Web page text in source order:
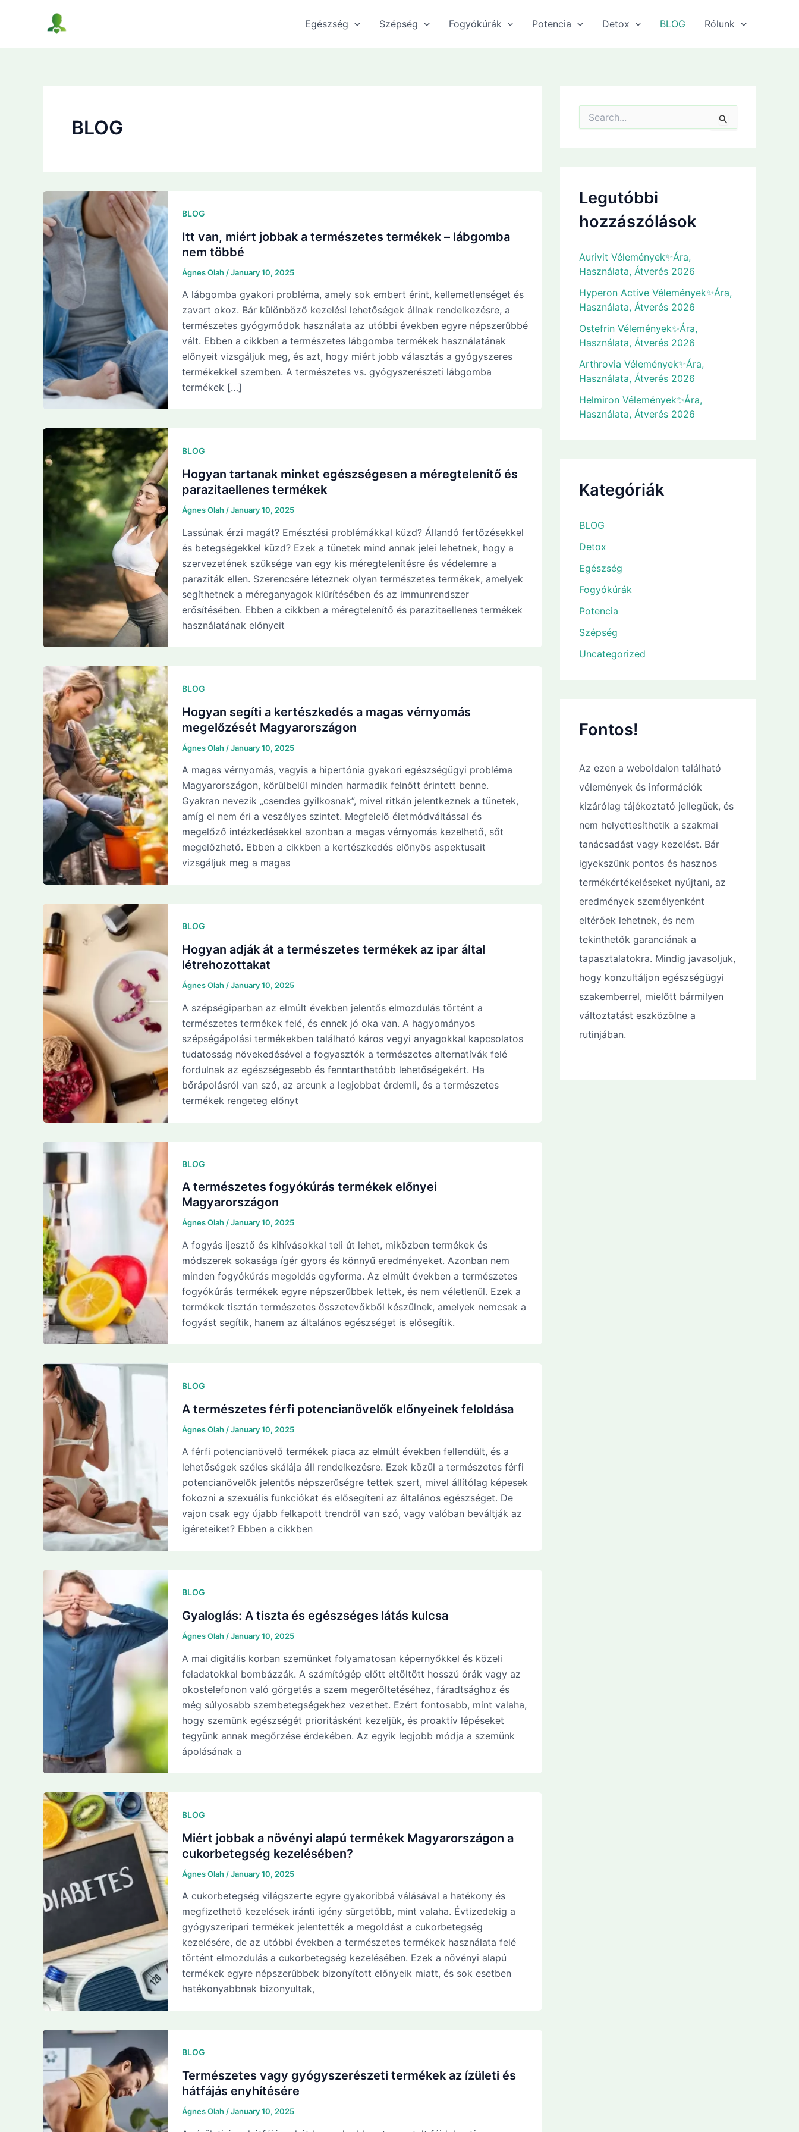
Egészség Szépség Fogyókúrák Potencia Detox BLOG Rólunk
BLOG
BLOG
Itt van, miért jobbak a természetes termékek – lábgomba
nem többé
Ágnes Olah /January 10, 2025
A lábgomba gyakori probléma, amely sok embert érint, kellemetlenséget és
zavart okoz. Bár különböző kezelési lehetőségek állnak rendelkezésre, a
természetes gyógymódok használata az utóbbi években egyre népszerűbbé
vált. Ebben a cikkben a természetes lábgomba termékek használatának
előnyeit vizsgáljuk meg, és azt, hogy miért jobb választás a gyógyszeres
termékekkel szemben. A természetes vs. gyógyszerészeti lábgomba
termékek […]
BLOG
Hogyan tartanak minket egészségesen a méregtelenítő és
parazitaellenes termékek
Ágnes Olah /January 10, 2025
Lassúnak érzi magát? Emésztési problémákkal küzd? Állandó fertőzésekkel
és betegségekkel küzd? Ezek a tünetek mind annak jelei lehetnek, hogy a
szervezetének szüksége van egy kis méregtelenítésre és védelemre a
paraziták ellen. Szerencsére léteznek olyan természetes termékek, amelyek
segíthetnek a méreganyagok kiürítésében és az immunrendszer
erősítésében. Ebben a cikkben a méregtelenítő és parazitaellenes termékek
használatának előnyeit
BLOG
Hogyan segíti a kertészkedés a magas vérnyomás
megelőzését Magyarországon
Ágnes Olah /January 10, 2025
A magas vérnyomás, vagyis a hipertónia gyakori egészségügyi probléma
Magyarországon, körülbelül minden harmadik felnőtt érintett benne.
Gyakran nevezik „csendes gyilkosnak”, mivel ritkán jelentkeznek a tünetek,
amíg el nem éri a veszélyes szintet. Megfelelő életmódváltással és
megelőző intézkedésekkel azonban a magas vérnyomás kezelhető, sőt
megelőzhető. Ebben a cikkben a kertészkedés előnyös aspektusait
vizsgáljuk meg a magas
BLOG
Hogyan adják át a természetes termékek az ipar által
létrehozottakat
Ágnes Olah /January 10, 2025
A szépségiparban az elmúlt években jelentős elmozdulás történt a
természetes termékek felé, és ennek jó oka van. A hagyományos
szépségápolási termékekben található káros vegyi anyagokkal kapcsolatos
tudatosság növekedésével a fogyasztók a természetes alternatívák felé
fordulnak az egészségesebb és fenntarthatóbb lehetőségekért. Ha
bőrápolásról van szó, az arcunk a legjobbat érdemli, és a természetes
termékek rengeteg előnyt
BLOG
A természetes fogyókúrás termékek előnyei
Magyarországon
Ágnes Olah/January 10, 2025
A fogyás ijesztő és kihívásokkal teli út lehet, miközben termékek és
módszerek sokasága ígér gyors és könnyű eredményeket. Azonban nem
minden fogyókúrás megoldás egyforma. Az elmúlt években a természetes
fogyókúrás termékek egyre népszerűbbek lettek, és nem véletlenül. Ezek a
termékek tisztán természetes összetevőkből készülnek, amelyek nemcsak a
fogyást segítik, hanem az általános egészséget is elősegítik.
BLOG
A természetes férfi potencianövelők előnyeinek feloldása
Ágnes Olah /January 10, 2025
A férfi potencianövelő termékek piaca az elmúlt években fellendült, és a
lehetőségek széles skálája áll rendelkezésre. Ezek közül a természetes férfi
potencianövelők jelentős népszerűségre tettek szert, mivel állítólag képesek
fokozni a szexuális funkciókat és elősegíteni az általános egészséget. De
vajon csak egy újabb felkapott trendről van szó, vagy valóban beváltják az
ígéreteiket? Ebben a cikkben
BLOG
Gyaloglás: A tiszta és egészséges látás kulcsa
Ágnes Olah /January 10, 2025
A mai digitális korban szemünket folyamatosan képernyőkkel és közeli
feladatokkal bombázzák. A számítógép előtt eltöltött hosszú órák vagy az
okostelefonon való görgetés a szem megerőltetéséhez, fáradtsághoz és
még súlyosabb szembetegségekhez vezethet. Ezért fontosabb, mint valaha,
hogy szemünk egészségét prioritásként kezeljük, és proaktív lépéseket
tegyünk annak megőrzése érdekében. Az egyik legjobb módja a szemünk
ápolásának a
BLOG
Miért jobbak a növényi alapú termékek Magyarországon a
cukorbetegség kezelésében?
Ágnes Olah /January 10, 2025
A cukorbetegség világszerte egyre gyakoribbá válásával a hatékony és
megfizethető kezelések iránti igény sürgetőbb, mint valaha. Évtizedekig a
gyógyszeripari termékek jelentették a megoldást a cukorbetegség
kezelésére, de az utóbbi években a természetes termékek használata felé
történt elmozdulás a cukorbetegség kezelésében. Ezek a növényi alapú
termékek egyre népszerűbbek bizonyított előnyeik miatt, és sok esetben
hatékonyabbnak bizonyultak,
BLOG
Természetes vagy gyógyszerészeti termékek az ízületi és
hátfájás enyhítésére
Ágnes Olah /January 10, 2025
o
r
:
Legutóbbi
hozzászólások
Aurivit Vélemények✨Ára,
Használata, Átverés 2026
Hyperon Active Vélemények✨Ára,
Használata, Átverés 2026
Ostefrin Vélemények✨Ára,
Használata, Átverés 2026
Arthrovia Vélemények✨Ára,
Használata, Átverés 2026
Helmiron Vélemények✨Ára,
Használata, Átverés 2026
Kategóriák
BLOG
Detox
Egészség
Fogyókúrák
Potencia
Szépség
Uncategorized
Fontos!
Az ezen a weboldalon található
vélemények és információk
kizárólag tájékoztató jellegűek, és
nem helyettesíthetik a szakmai
tanácsadást vagy kezelést. Bár
igyekszünk pontos és hasznos
termékértékeléseket nyújtani, az
eredmények személyenként
eltérőek lehetnek, és nem
tekinthetők garanciának a
tapasztalatokra. Mindig javasoljuk,
hogy konzultáljon egészségügyi
szakemberrel, mielőtt bármilyen
változtatást eszközölne a
rutinjában.